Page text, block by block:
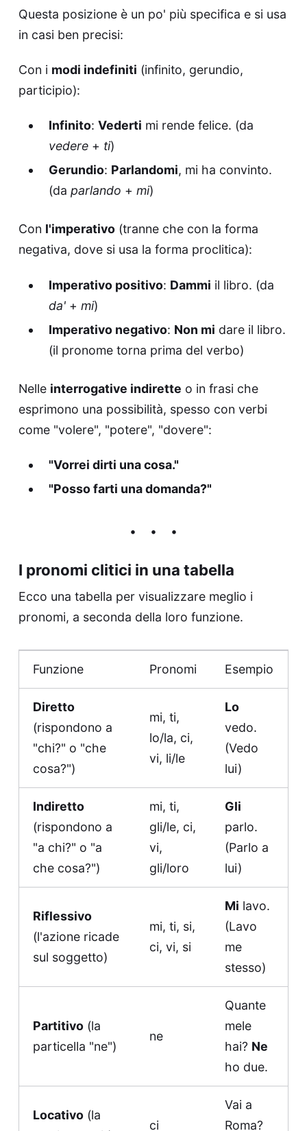
Questa posizione è un po' più specifica e si usa
in casi ben precisi:
Con i modi indefiniti (infinito, gerundio,
participio):
Infinito: Vederti mi rende felice. (da
vedere+ ti)
Gerundio: Parlandomi, mi ha convinto.
(da parlando + mi)
Con l'imperativo(tranne che con la forma
negativa, dove si usa la forma proclitica):
Imperativo positivo: Dammi il libro. (da
da'+ mi)
Imperativo negativo: Non mi dare il libro.
(il pronome torna prima del verbo)
Nelle interrogative indirette o in frasi che
esprimono una possibilità, spesso con verbi
come "volere", "potere", "dovere":
"Vorrei dirti una cosa."
"Posso farti una domanda?"
I pronomi clitici in una tabella
Ecco una tabella per visualizzare meglio i
pronomi, a seconda della loro funzione.
Funzione Pronomi Esempio
Diretto
(rispondono a
"chi?" o "che
cosa?")
mi, ti,
lo/la, ci,
vi, li/le
Lo
vedo.
(Vedo
lui)
Indiretto
(rispondono a
"a chi?" o "a
che cosa?")
mi, ti,
gli/le, ci,
vi,
gli/loro
Gli
parlo.
(Parlo a
lui)
Riflessivo
(l'azione ricade
sul soggetto)
mi, ti, si,
ci, vi, si
Mi lavo.
(Lavo
me
stesso)
Partitivo (la
particella "ne")
ne
Quante
mele
hai? Ne
ho due.
Locativo (la
ci
Vai a
Roma?